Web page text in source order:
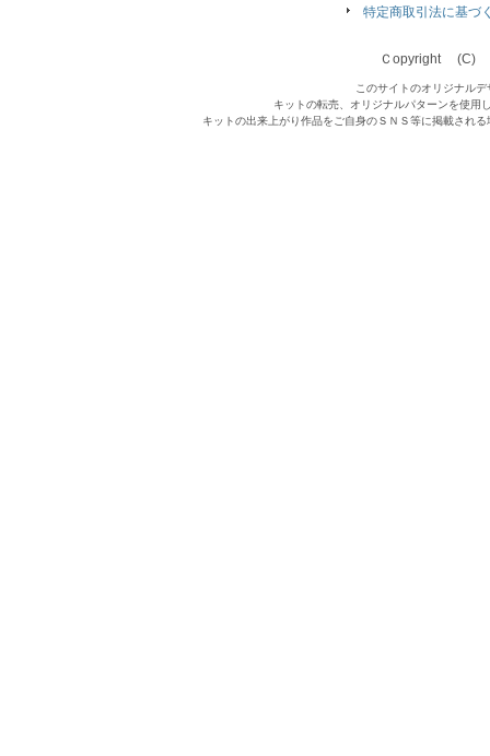
特定商取引法に基づ
Ｃopyright (C)
このサイトのオリジナル
キットの転売、オリジナルパターンを使用
キットの出来上がり作品をご自身のＳＮＳ等に掲載され